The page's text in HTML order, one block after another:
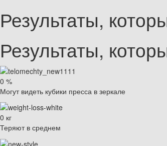
Результаты,
Результаты,
0 %
Могут видеть кубики пресса в зеркале
0 кг
Теряют в среднем